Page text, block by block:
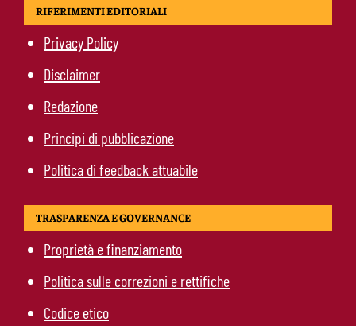
RIFERIMENTI EDITORIALI
Privacy Policy
Disclaimer
Redazione
Principi di pubblicazione
Politica di feedback attuabile
TRASPARENZA E GOVERNANCE
Proprietà e finanziamento
Politica sulle correzioni e rettifiche
Codice etico